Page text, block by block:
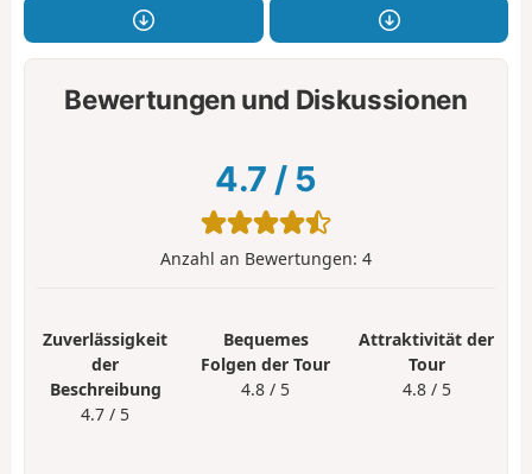
Bewertungen und Diskussionen
4.7 / 5
Anzahl an Bewertungen: 4
Zuverlässigkeit
der
Beschreibung
4.7 / 5
Bequemes
Folgen der Tour
4.8 / 5
Attraktivität der
Tour
4.8 / 5